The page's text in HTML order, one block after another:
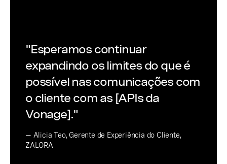
"Esperamos continuar
expandindo os limites do que é
possível nas comunicações com
o cliente com as [APIs da
Vonage]."
— Alicia Teo, Gerente de Experiência do Cliente,
ZALORA